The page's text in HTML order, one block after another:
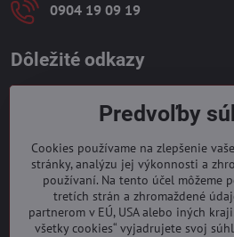
0904 19 09 19
Dôležité odkazy
Predvoľby
Cookies používame na zlepšenie
stránky, analýzu jej výkonnosti a
používaní. Na tento účel môžeme
tretích strán a zhromaždené
partnerom v EÚ, USA alebo iných
všetky cookies“ vyjadrujete svoj